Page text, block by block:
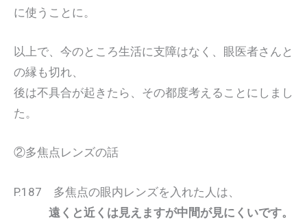
に使うことに。
以上で、今のところ生活に支障はなく、眼医者さんと
の縁も切れ、
後は不具合が起きたら、その都度考えることにしまし
た。
②多焦点レンズの話
P.187 多焦点の眼内レンズを入れた人は、
遠くと近くは見えますが中間が見にくいです。